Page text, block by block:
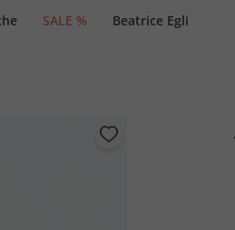
SALE % Beatrice Egli